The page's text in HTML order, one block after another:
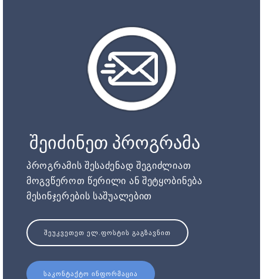
შეიძინეთ პროგრამა
პროგრამის შესაძენად შეგიძლიათ
მოგვწეროთ წერილი ან შეტყობინება
მესინჯერების საშუალებით
ᲨᲔᲣᲙᲕᲔᲗᲔᲗ ᲔᲚ.ᲤᲝᲡᲢᲘᲡ ᲒᲐᲒᲖᲐᲕᲜᲘᲗ
ᲡᲐᲙᲝᲜᲢᲐᲥᲢᲝ ᲘᲜᲤᲝᲠᲛᲐᲪᲘᲐ